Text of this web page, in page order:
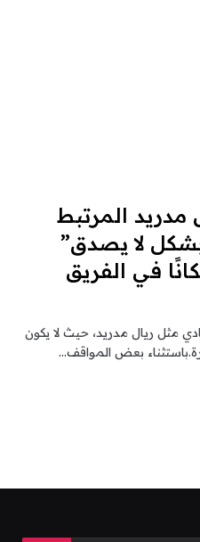
المرتبط
لا يصدق”
في الفريق
مثل ريال مدريد، حيث لا يكون
بعض المواقف…